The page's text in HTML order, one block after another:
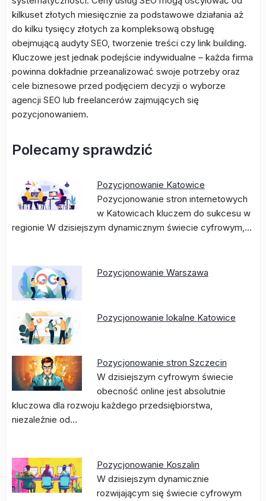
kilkuset złotych miesięcznie za podstawowe działania aż
do kilku tysięcy złotych za kompleksową obsługę
obejmującą audyty SEO, tworzenie treści czy link building.
Kluczowe jest jednak podejście indywidualne – każda firma
powinna dokładnie przeanalizować swoje potrzeby oraz
cele biznesowe przed podjęciem decyzji o wyborze
agencji SEO lub freelancerów zajmujących się
pozycjonowaniem.
Polecamy sprawdzić
Pozycjonowanie Katowice
Pozycjonowanie stron internetowych
w Katowicach kluczem do sukcesu w
regionie W dzisiejszym dynamicznym świecie cyfrowym,…
Pozycjonowanie Warszawa
Pozycjonowanie lokalne Katowice
Pozycjonowanie stron Szczecin
W dzisiejszym cyfrowym świecie
obecność online jest absolutnie
kluczowa dla rozwoju każdego przedsiębiorstwa,
niezależnie od…
Pozycjonowanie Koszalin
W dzisiejszym dynamicznie
rozwijającym się świecie cyfrowym